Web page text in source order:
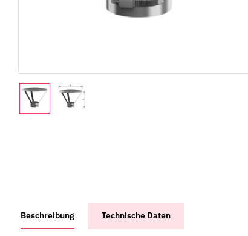
Beschreibung Technische Daten